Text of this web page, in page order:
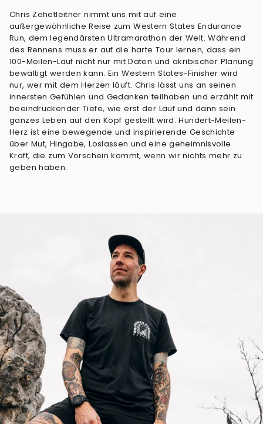
Chris Zehetleitner nimmt uns mit auf eine
außergewöhnliche Reise zum Western States Endurance
Run, dem legendärsten Ultramarathon der Welt. Während
des Rennens muss er auf die harte Tour lernen, dass ein
100-Meilen-Lauf nicht nur mit Daten und akribischer Planung
bewältigt werden kann. Ein Western States-Finisher wird
nur, wer mit dem Herzen läuft. Chris lässt uns an seinen
innersten Gefühlen und Gedanken teilhaben und erzählt mit
beeindruckender Tiefe, wie erst der Lauf und dann sein
ganzes Leben auf den Kopf gestellt wird. Hundert-Meilen-
Herz ist eine bewegende und inspirierende Geschichte
über Mut, Hingabe, Loslassen und eine geheimnisvolle
Kraft, die zum Vorschein kommt, wenn wir nichts mehr zu
geben haben.